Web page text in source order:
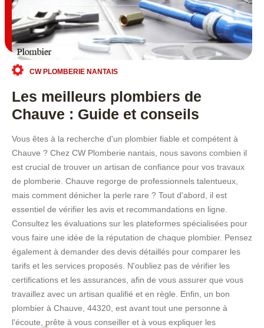
CW PLOMBERIE NANTAIS
Les meilleurs plombiers de
Chauve : Guide et conseils
Vous êtes à la recherche d'un plombier fiable et compétent à
Chauve ? Chez CW Plomberie nantais, nous savons combien il
est crucial de trouver un artisan de confiance pour vos travaux
de plomberie. Chauve regorge de professionnels talentueux,
mais comment dénicher la perle rare ? Tout d'abord, il est
essentiel de vérifier les avis et recommandations en ligne.
Consultez les évaluations sur les plateformes spécialisées pour
vous faire une idée de la réputation de chaque plombier. Pensez
également à demander des devis détaillés pour comparer les
tarifs et les services proposés. N'oubliez pas de vérifier les
certifications et les assurances, afin de vous assurer que vous
travaillez avec un artisan qualifié et en règle. Enfin, un bon
plombier à Chauve, 44320, est avant tout une personne à
l'écoute, prête à vous conseiller et à vous expliquer les